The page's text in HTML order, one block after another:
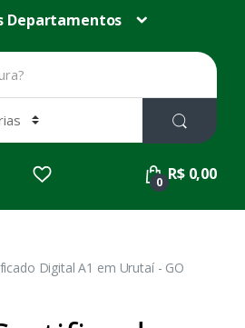
Departamentos
0 R$ 0,00
Digital A1 em Urutaí - GO